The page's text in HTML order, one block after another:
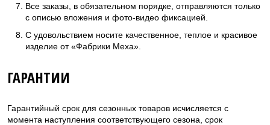
Все заказы, в обязательном порядке, отправляются только
с описью вложения и фото-видео фиксацией.
С удовольствием носите качественное, теплое и красивое
изделие от «Фабрики Меха».
ГАРАНТИИ
Гарантийный срок для сезонных товаров исчисляется с
момента наступления соответствующего сезона, срок